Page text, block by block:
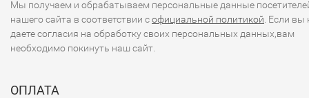
Мы получаем и обрабатываем персональные данные
нашего сайта в соответствии софициальной политикой . Если вы
даете согласия на обработку своих персональных данных,вам
необходимо покинуть наш сайт.
ОПЛАТА